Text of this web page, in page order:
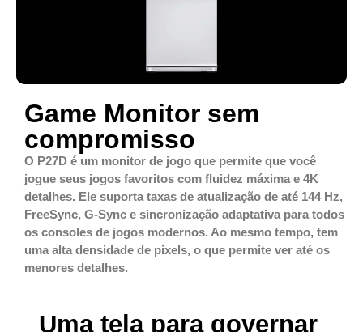
Game Monitor sem
compromisso
O P27D é um monitor de jogo que permite que você
jogue seus jogos favoritos com fluidez máxima e 4K
detalhes. Ele suporta taxas de atualização de até 144 Hz,
FreeSync, G-Sync e sincronização adaptativa para todos
os consoles de jogos modernos. Ao mesmo tempo, tem
uma alta densidade de pixels, o que permite ver até os
menores detalhes.
Uma tela para governar